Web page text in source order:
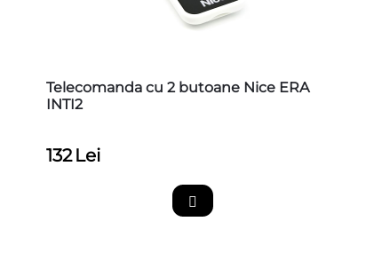
Telecomanda cu 2 butoane Nice ERA
INTI2
132 Lei